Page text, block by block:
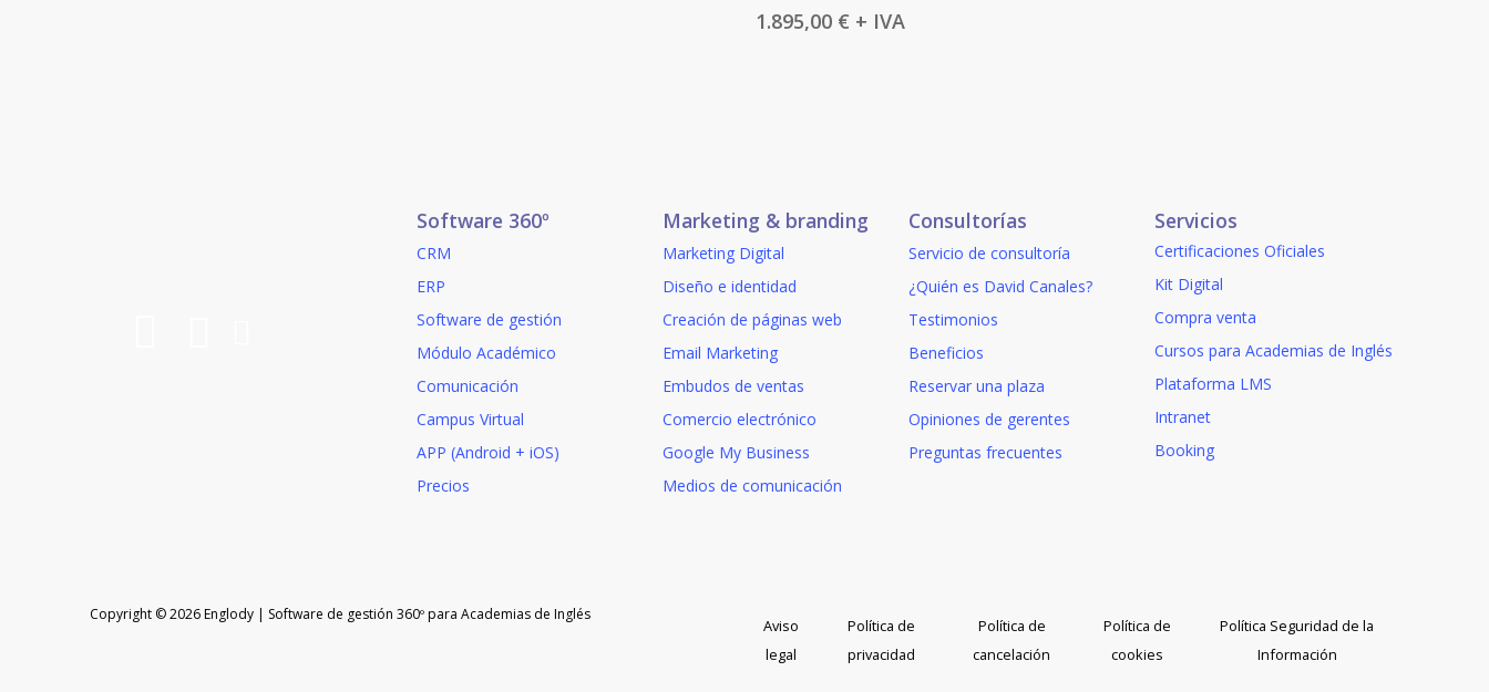
página
de
producto
1.895,00 € + IVA
Software 360º
CRM
ERP
Software de gestión
Módulo Académico
Comunicación
Campus Virtual
APP (Android + iOS)
Precios
Marketing & branding
Marketing Digital
Diseño e identidad
Creación de páginas web
Email Marketing
Embudos de ventas
Comercio electrónico
Google My Business
Medios de comunicación
Consultorías
Servicio de consultoría
¿Quién es David Canales?
Testimonios
Beneficios
Reservar una plaza
Opiniones de gerentes
Preguntas frecuentes
Servicios
Certificaciones Oficiales
Kit Digital
Compra venta
Cursos para Academias de Inglés
Plataforma LMS
Intranet
Booking
Copyright © 2026 Englody | Software de gestión 360º para Academias de Inglés
Aviso
legal
Política de
privacidad
Política de
cancelación
Política de
cookies
Política Seguridad de la
Información